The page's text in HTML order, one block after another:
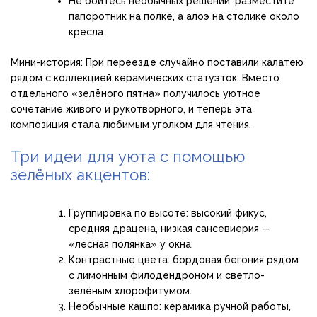
папоротник на полке, а алоэ на столике около
кресла
Мини-история: При переезде случайно поставили калатею
рядом с коллекцией керамических статуэток. Вместо
отдельного «зелёного пятна» получилось уютное
сочетание живого и рукотворного, и теперь эта
композиция стала любимым уголком для чтения.
Три идеи для уюта с помощью
зелёных акцентов:
Группировка по высоте: высокий фикус,
средняя драцена, низкая сансевиерия —
«лесная полянка» у окна.
Контрастные цвета: бордовая бегония рядом
с лимонным филодендроном и светло-
зелёным хлорофитумом.
Необычные кашпо: керамика ручной работы,